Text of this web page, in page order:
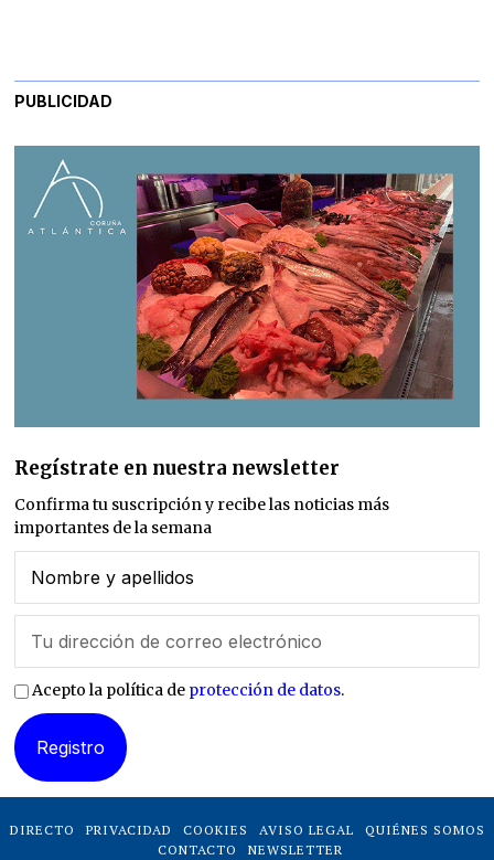
PUBLICIDAD
Regístrate en nuestra newsletter
Confirma tu suscripción y recibe las noticias más
importantes de la semana
Acepto la política de protección de datos.
DIRECTO PRIVACIDAD COOKIES AVISO LEGAL
QUIÉNES SOMOS
CONTACTO
NEWSLETTER